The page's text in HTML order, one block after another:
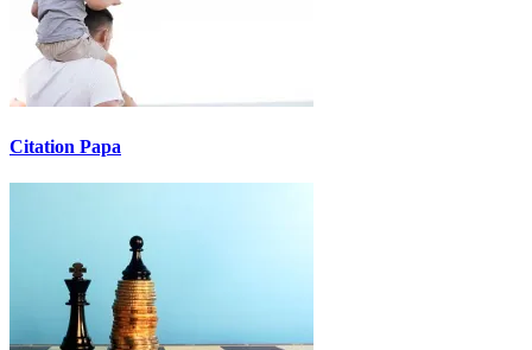
Citation Papa